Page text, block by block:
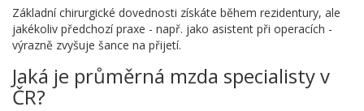
Základní chirurgické dovednosti získáte během rezidentury, ale
jakékoliv předchozí praxe - např. jako asistent při operacích -
výrazně zvyšuje šance na přijetí.
Jaká je průměrná mzda specialisty v
ČR?